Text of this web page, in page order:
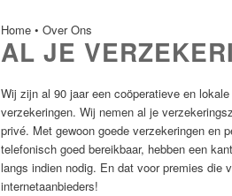
Home • Over Ons
AL JE
Wij zijn al 90 jaar een coöperatieve en
verzekeringen. Wij nemen al je
privé. Met gewoon goede verzekeringen en
telefonisch goed bereikbaar, hebben een
langs indien nodig. En dat voor premies die
internetaanbieders!